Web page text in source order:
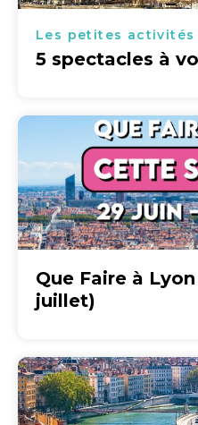
Les petites activités
5 spectacles à
Que Faire à
juillet)